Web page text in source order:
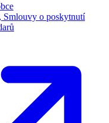
Smlouvy o poskytnutí